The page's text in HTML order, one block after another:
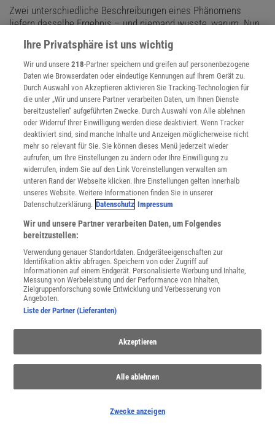
Zwei unterschiedliche Beschreibungen eines Phänomens
liefern dasselbe Ergebnis – und niemand wusste, warum. Nun
gefunden.
WASSER IN 2D
Zweidimensionales Wasser ist unerwartet
chaotisch
Mit einer solchen Unordnung hatten die Forschenden nicht
gerechnet: Eine ultradünne Wasserschicht aus nur einer Lage
Moleküle ist erstaunlich asymmetrisch.
| Wer löst das Navier-Stokes-
| KI entwirft Experimente, die kein Mensch
mehr versteht
| Hawking-Strahlung könnte einfacher
Ihre Privatsphäre ist uns wichtig
Wir und unsere218-Partner speichern und greifen auf personenbezogene
Daten wie Browserdaten oder eindeutige Kennungen auf Ihrem Gerät zu.
Durch Auswahl von Akzeptieren aktivieren Sie Tracking-Technologien für
die unter „Wir und unsere Partner verarbeiten Daten, um Ihnen Dienste
bereitzustellen“ aufgeführten Zwecke. Durch Auswahl von Alle ablehnen
oder Widerruf Ihrer Einwilligung werden diese deaktiviert. Wenn Tracker
deaktiviert sind, sind manche Inhalte und Anzeigen möglicherweise nicht
mehr so relevant für Sie. Sie können dieses Menü jederzeit wieder
aufrufen, um Ihre Einstellungen zu ändern oder Ihre Einwilligung zu
widerrufen, indem Sie auf den Link Voreinstellungen verwalten am
unteren Rand der Webseite klicken. Ihre Einstellungen gelten innerhalb
unseres Website. Weitere Informationen finden Sie in unserer
Datenschutzerklärung. Datenschutz Impressum
Wir und unsere Partner verarbeiten Daten, um Folgendes
bereitzustellen:
Verwendung genauer Standortdaten. Endgeräteeigenschaften zur
Identifikation aktiv abfragen. Speichern von oder Zugriff auf
Informationen auf einem Endgerät. Personalisierte Werbung und Inhalte,
Messung von Werbeleistung und der Performance von Inhalten,
Zielgruppenforschung sowie Entwicklung und Verbesserung von
Angeboten.
Liste der Partner (Lieferanten)
Akzeptieren
Alle ablehnen
Zwecke anzeigen